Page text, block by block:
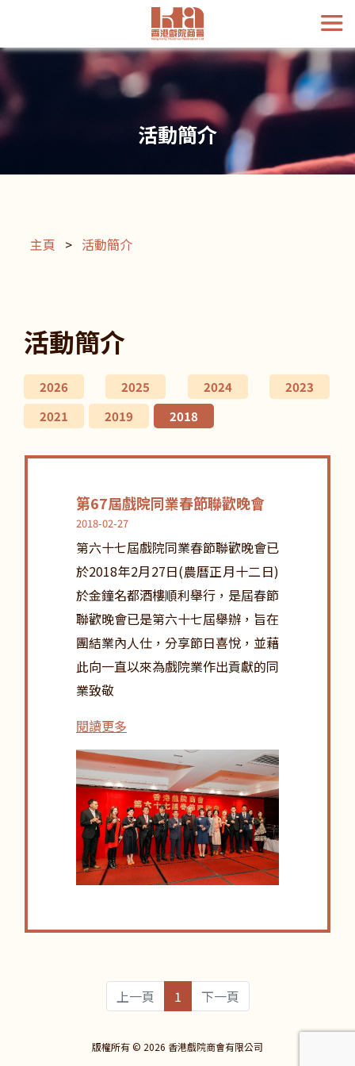
活動簡介
主頁 > 活動簡介
活動簡介
2026 2025 2024
2023
2021
2019 2018
第67屆戲院同業春節聯歡晚會
2018-02-27
第六十七屆戲院同業春節聯歡晚會已
於2018年2月27日(農曆正月十二日)
於金鐘名都酒樓順利舉行，是屆春節
聯歡晚會已是第六十七屆舉辦，旨在
團結業內人仕，分享節日喜悅，並藉
此向一直以來為戲院業作出貢獻的同
業致敬
閱讀更多
上一頁 1 下一頁
版權所有 © 2026 香港戲院商會有限公司